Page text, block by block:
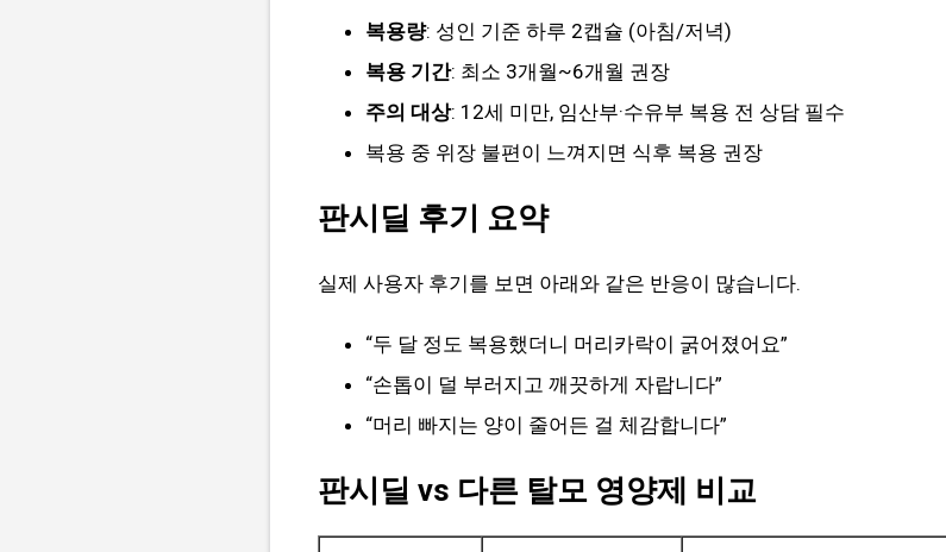
복용량: 성인 기준 하루 2캡슐 (아침/저녁)
복용 기간: 최소 3개월~6개월 권장
주의 대상: 12세 미만, 임산부·수유부 복용 전 상담 필수
복용 중 위장 불편이 느껴지면 식후 복용 권장
판시딜 후기 요약
실제 사용자 후기를 보면 아래와 같은 반응이 많습니다.
“두 달 정도 복용했더니 머리카락이 굵어졌어요”
“손톱이 덜 부러지고 깨끗하게 자랍니다”
“머리 빠지는 양이 줄어든 걸 체감합니다”
판시딜 vs 다른 탈모 영양제 비교